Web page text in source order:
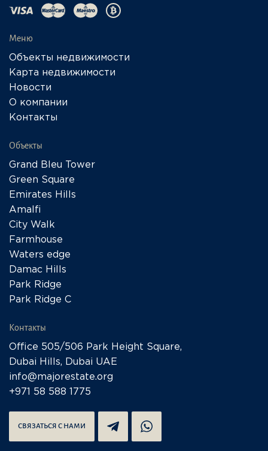
Меню
Объекты недвижимости
Карта недвижимости
Новости
О компании
Контакты
Объекты
Grand Bleu Tower
Green Square
Emirates Hills
Amalfi
City Walk
Farmhouse
Waters edge
Damac Hills
Park Ridge
Park Ridge C
Контакты
Office 505/506 Park Height Square,
Dubai Hills, Dubai UAE
info@majorestate.org
+971 58 588 1775
СВЯЗАТЬСЯ С НАМИ